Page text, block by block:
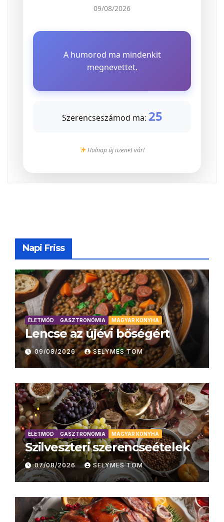
09/08/2026
A humorod ma mindenkit
megnevettet.
Szerencseszámod ma: 25
Holnap új üzenet vár!
Napi Friss
ÉLETMÓD GASZTRONÓMIA MAGYAR KONYHA
Lencse az újévi bőségért
09/08/2026 SELYMES TOM
ÉLETMÓD GASZTRONÓMIA MAGYAR KONYHA
Szilveszteri szerencseételek
07/08/2026 SELYMES TOM